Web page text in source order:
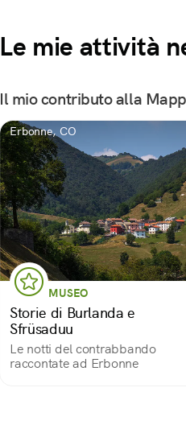
Le mie attività
Il mio contributo alla
Erbonne, CO
MUSEO
Storie di Burlanda e
Sfrüsaduu
Le notti del contrabbando
raccontate ad Erbonne